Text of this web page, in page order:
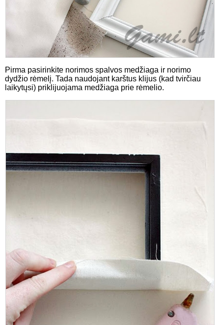
Pirma pasirinkite norimos spalvos medžiaga ir norimo
dydžio rėmelį. Tada naudojant karštus klijus (kad tvirčiau
laikytųsi) priklijuojama medžiaga prie rėmelio.